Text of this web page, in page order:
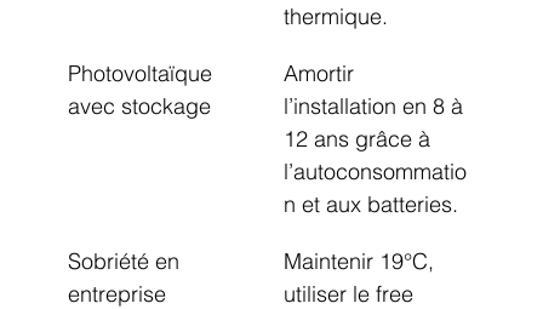
thermique.
Photovoltaïque
avec stockage
Amortir
l’installation en 8 à
12 ans grâce à
l’autoconsommatio
n et aux batteries.
Sobriété en
entreprise
Maintenir 19°C,
utiliser le free